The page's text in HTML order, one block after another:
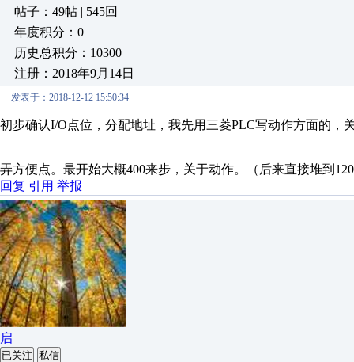
帖子：49帖 | 545回
年度积分：0
历史总积分：10300
注册：2018年9月14日
发表于：2018-12-12 15:50:34
初步确认I/O点位，分配地址，我先用三菱PLC写动作方面的
弄方便点。最开始大概400来步，关于动作。（后来直接堆到
回复 引用 举报
启
已关注 私信